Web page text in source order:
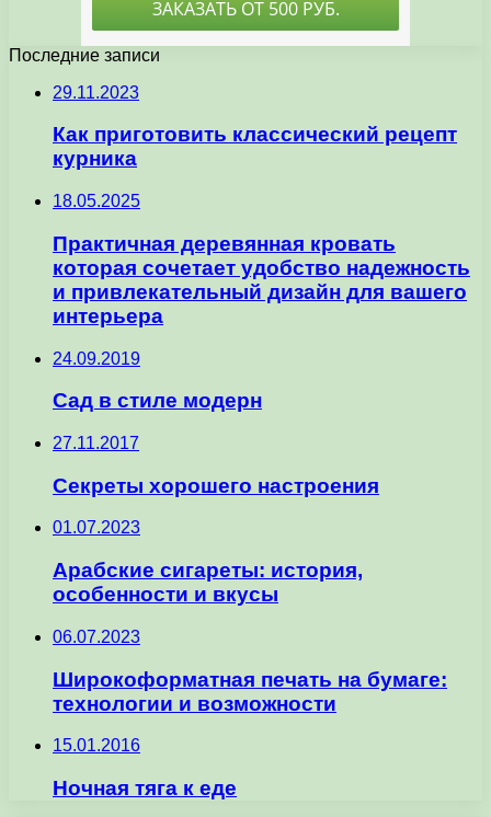
Последние записи
29.11.2023
Как приготовить классический рецепт
курника
18.05.2025
Практичная деревянная кровать
которая сочетает удобство надежность
и привлекательный дизайн для вашего
интерьера
24.09.2019
Сад в стиле модерн
27.11.2017
Секреты хорошего настроения
01.07.2023
Арабские сигареты: история,
особенности и вкусы
06.07.2023
Широкоформатная печать на бумаге:
технологии и возможности
15.01.2016
Ночная тяга к еде